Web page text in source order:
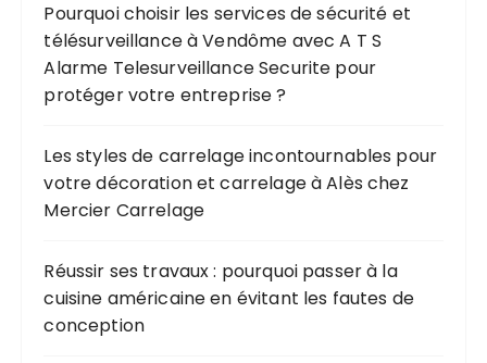
Pourquoi choisir les services de sécurité et
télésurveillance à Vendôme avec A T S
Alarme Telesurveillance Securite pour
protéger votre entreprise ?
Les styles de carrelage incontournables pour
votre décoration et carrelage à Alès chez
Mercier Carrelage
Réussir ses travaux : pourquoi passer à la
cuisine américaine en évitant les fautes de
conception